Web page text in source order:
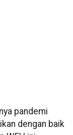
pandemi
dengan baik